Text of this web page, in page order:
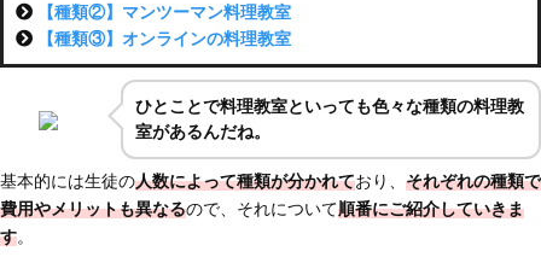
【種類②】マンツーマン料理教室
【種類③】オンラインの料理教室
ひとことで料理教室といっても色々な種類の料理教
室があるんだね。
基本的には生徒の人数によって種類が分かれており、 それぞれの種類で
費用やメリットも異なるので、それについて順番にご紹介していきま
す。